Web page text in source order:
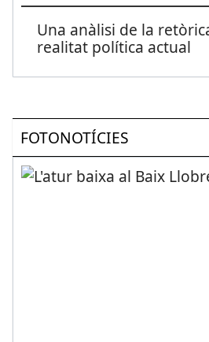
Una anàlisi de la
realitat política actual
FOTONOTÍCIES